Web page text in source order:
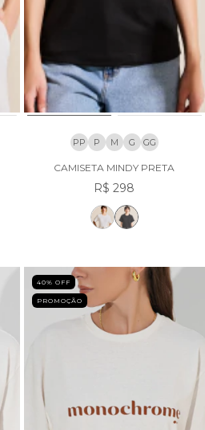
PP P M G GG
CAMISETA MINDY PRETA
R$ 298
40% OFF
PROMOÇÃO